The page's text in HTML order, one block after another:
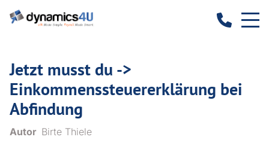
Jetzt musst du ->
Einkommenssteuererklärung bei
Abfindung
Autor Birte Thiele